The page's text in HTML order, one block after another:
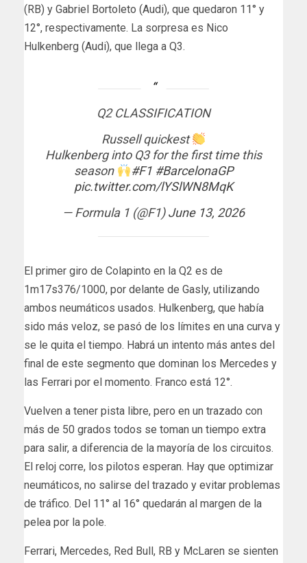
(RB) y Gabriel Bortoleto (Audi), que quedaron 11° y
12°, respectivamente. La sorpresa es Nico
Hulkenberg (Audi), que llega a Q3.
Q2 CLASSIFICATION
Russell quickest
Hulkenberg into Q3 for the first time this
season
#F1 #BarcelonaGP
pic.twitter.com/lYSlWN8MqK
— Formula 1 (@F1)June 13, 2026
El primer giro de Colapinto en la Q2 es de
1m17s376/1000, por delante de Gasly, utilizando
ambos neumáticos usados. Hulkenberg, que había
sido más veloz, se pasó de los límites en una curva y
se le quita el tiempo. Habrá un intento más antes del
final de este segmento que dominan los Mercedes y
las Ferrari por el momento. Franco está 12°.
Vuelven a tener pista libre, pero en un trazado con
más de 50 grados todos se toman un tiempo extra
para salir, a diferencia de la mayoría de los circuitos.
El reloj corre, los pilotos esperan. Hay que optimizar
neumáticos, no salirse del trazado y evitar problemas
de tráfico. Del 11° al 16° quedarán al margen de la
pelea por la pole.
Ferrari, Mercedes, Red Bull, RB y McLaren se sienten